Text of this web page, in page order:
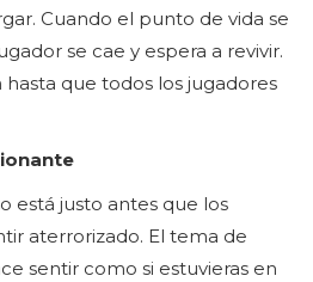
Cuando el punto de vida se
se cae y espera a revivir.
que todos los jugadores
está justo antes que los
aterrorizado. El tema de
sentir como si estuvieras en